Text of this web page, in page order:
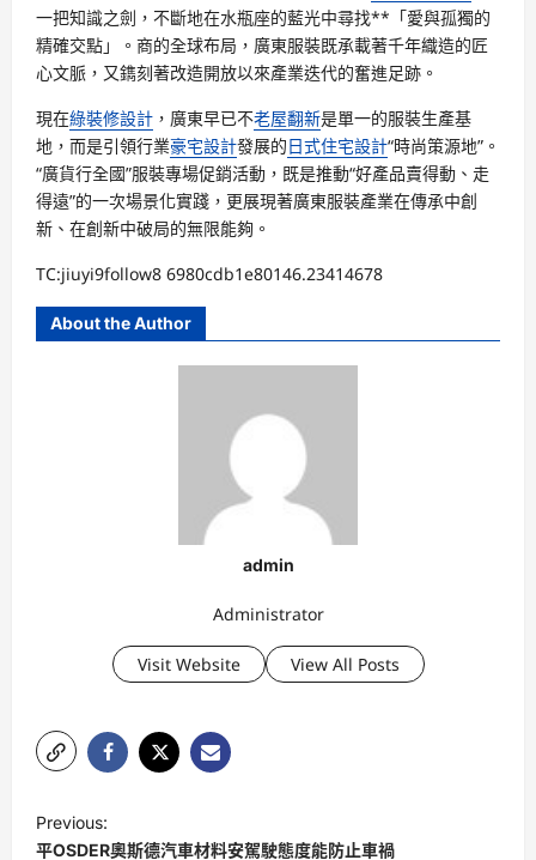
一把知識之劍，不斷地在水瓶座的藍光中尋找**「愛與孤獨的
精確交點」。商的全球布局，廣東服裝既承載著千年織造的匠
心文脈，又鐫刻著改造開放以來產業迭代的奮進足跡。
現在綠裝修設計 ，廣東早已不老屋翻新是單一的服裝生產基
地，而是引領行業豪宅設計發展的日式住宅設計“時尚策源地”。
“廣貨行全國”服裝專場促銷活動，既是推動“好產品賣得動、走
得遠”的一次場景化實踐，更展現著廣東服裝產業在傳承中創
新、在創新中破局的無限能夠。
TC:jiuyi9follow8 6980cdb1e80146.23414678
About the Author
admin
Administrator
Visit Website View All Posts
o
Previous:
平OSDER奧斯德汽車材料安駕駛態度能防止車禍